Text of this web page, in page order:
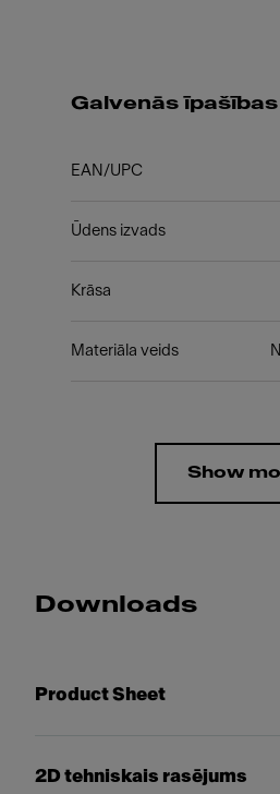
Galvenās īpašības
EAN/UPC
Ūdens izvads
Krāsa
Materiāla veids
Show
Downloads
Product Sheet
2D tehniskais rasējums